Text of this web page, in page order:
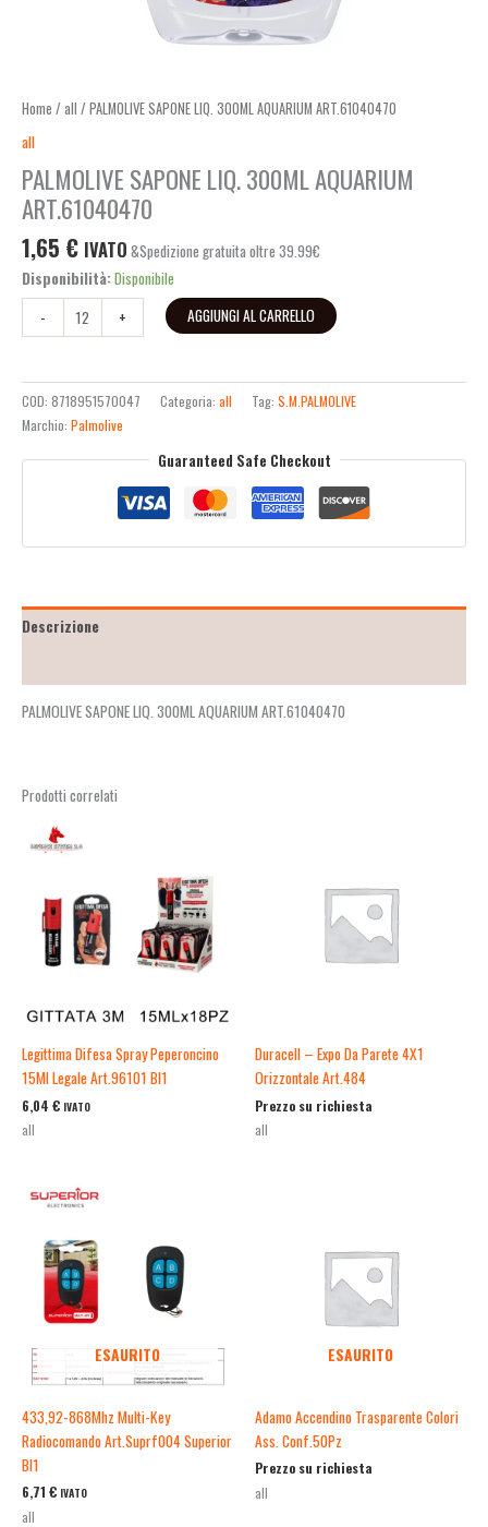
Home / all / PALMOLIVE SAPONE LIQ. 300ML AQUARIUM ART.61040470
all
PALMOLIVE SAPONE LIQ. 300ML AQUARIUM
ART.61040470
1,65 € IVATO &Spedizione gratuita oltre 39.99€
Disponibilità:Disponibile
-
+ AGGIUNGI AL CARRELLO
COD: 8718951570047 Categoria: all Tag: S.M.PALMOLIVE
Marchio: Palmolive
Guaranteed Safe Checkout
Descrizione
PALMOLIVE SAPONE LIQ. 300ML AQUARIUM ART.61040470
Prodotti correlati
Legittima Difesa Spray Peperoncino
15Ml Legale Art.96101 Bl1
6,04 € IVATO
all
Duracell – Expo Da Parete 4X1
Orizzontale Art.484
Prezzo su richiesta
all
ESAURITO
433,92-868Mhz Multi-Key
Radiocomando Art.Suprf004 Superior
Bl1
6,71 € IVATO
all
ESAURITO
Adamo Accendino Trasparente Colori
Ass. Conf.50Pz
Prezzo su richiesta
all